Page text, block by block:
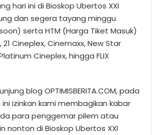
hari ini di Bioskop Ubertos XXI
dan segera tayang minggu
serta HTM (Harga Tiket Masuk)
21 Cineplex, Cinemaxx, New Star
Cineplex, hingga FLIX
blog OPTIMISBERITA.COM, pada
izinkan kami membagikan kabar
para penggemar pilem atau
nonton di Bioskop Ubertos XXI